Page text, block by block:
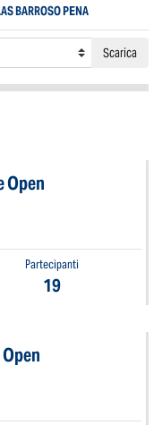
BARROSO PENA
Scarica
Open
Partecipanti
19